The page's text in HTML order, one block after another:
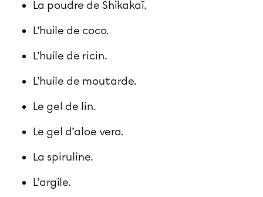
La poudre de Shikakaï.
L’huile de coco.
L’huile de ricin.
L’huile de moutarde.
Le gel de lin.
Le gel d’aloe vera.
La spiruline.
L’argile.